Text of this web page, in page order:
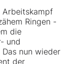
Arbeitskampf
Ringen -
die
und
nun wieder
der